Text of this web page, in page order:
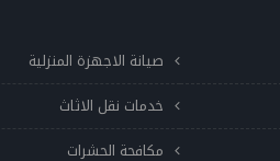
صيانة الاجهزة المنزلية
خدمات نقل الاثاث
مكافحة الحشرات